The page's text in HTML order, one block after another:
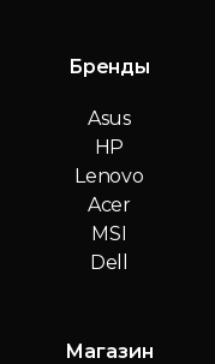
Бренды
Asus
HP
Lenovo
Acer
MSI
Dell
Магазин